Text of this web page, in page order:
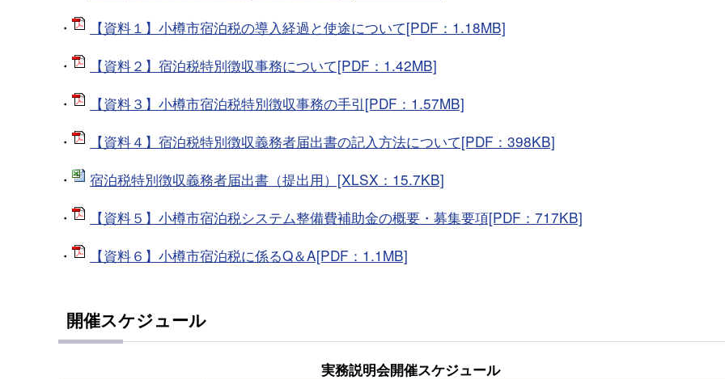
・
【資料１】小樽市宿泊税の導入経過と使途について[PDF：1.18MB]
・
【資料２】宿泊税特別徴収事務について[PDF：1.42MB]
・
【資料３】小樽市宿泊税特別徴収事務の手引[PDF：1.57MB]
・
【資料４】宿泊税特別徴収義務者届出書の記入方法について[PDF：398KB]
・
宿泊税特別徴収義務者届出書（提出用）[XLSX：15.7KB]
・
【資料５】小樽市宿泊税システム整備費補助金の概要・募集要項[PDF：717KB]
・
【資料６】小樽市宿泊税に係るQ＆A[PDF：1.1MB]
開催スケジュール
実務説明会開催スケジュール